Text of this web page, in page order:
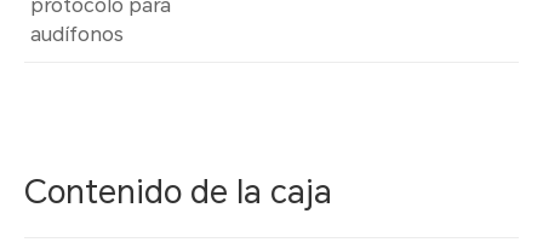
protocolo para
audífonos
Contenido de la caja